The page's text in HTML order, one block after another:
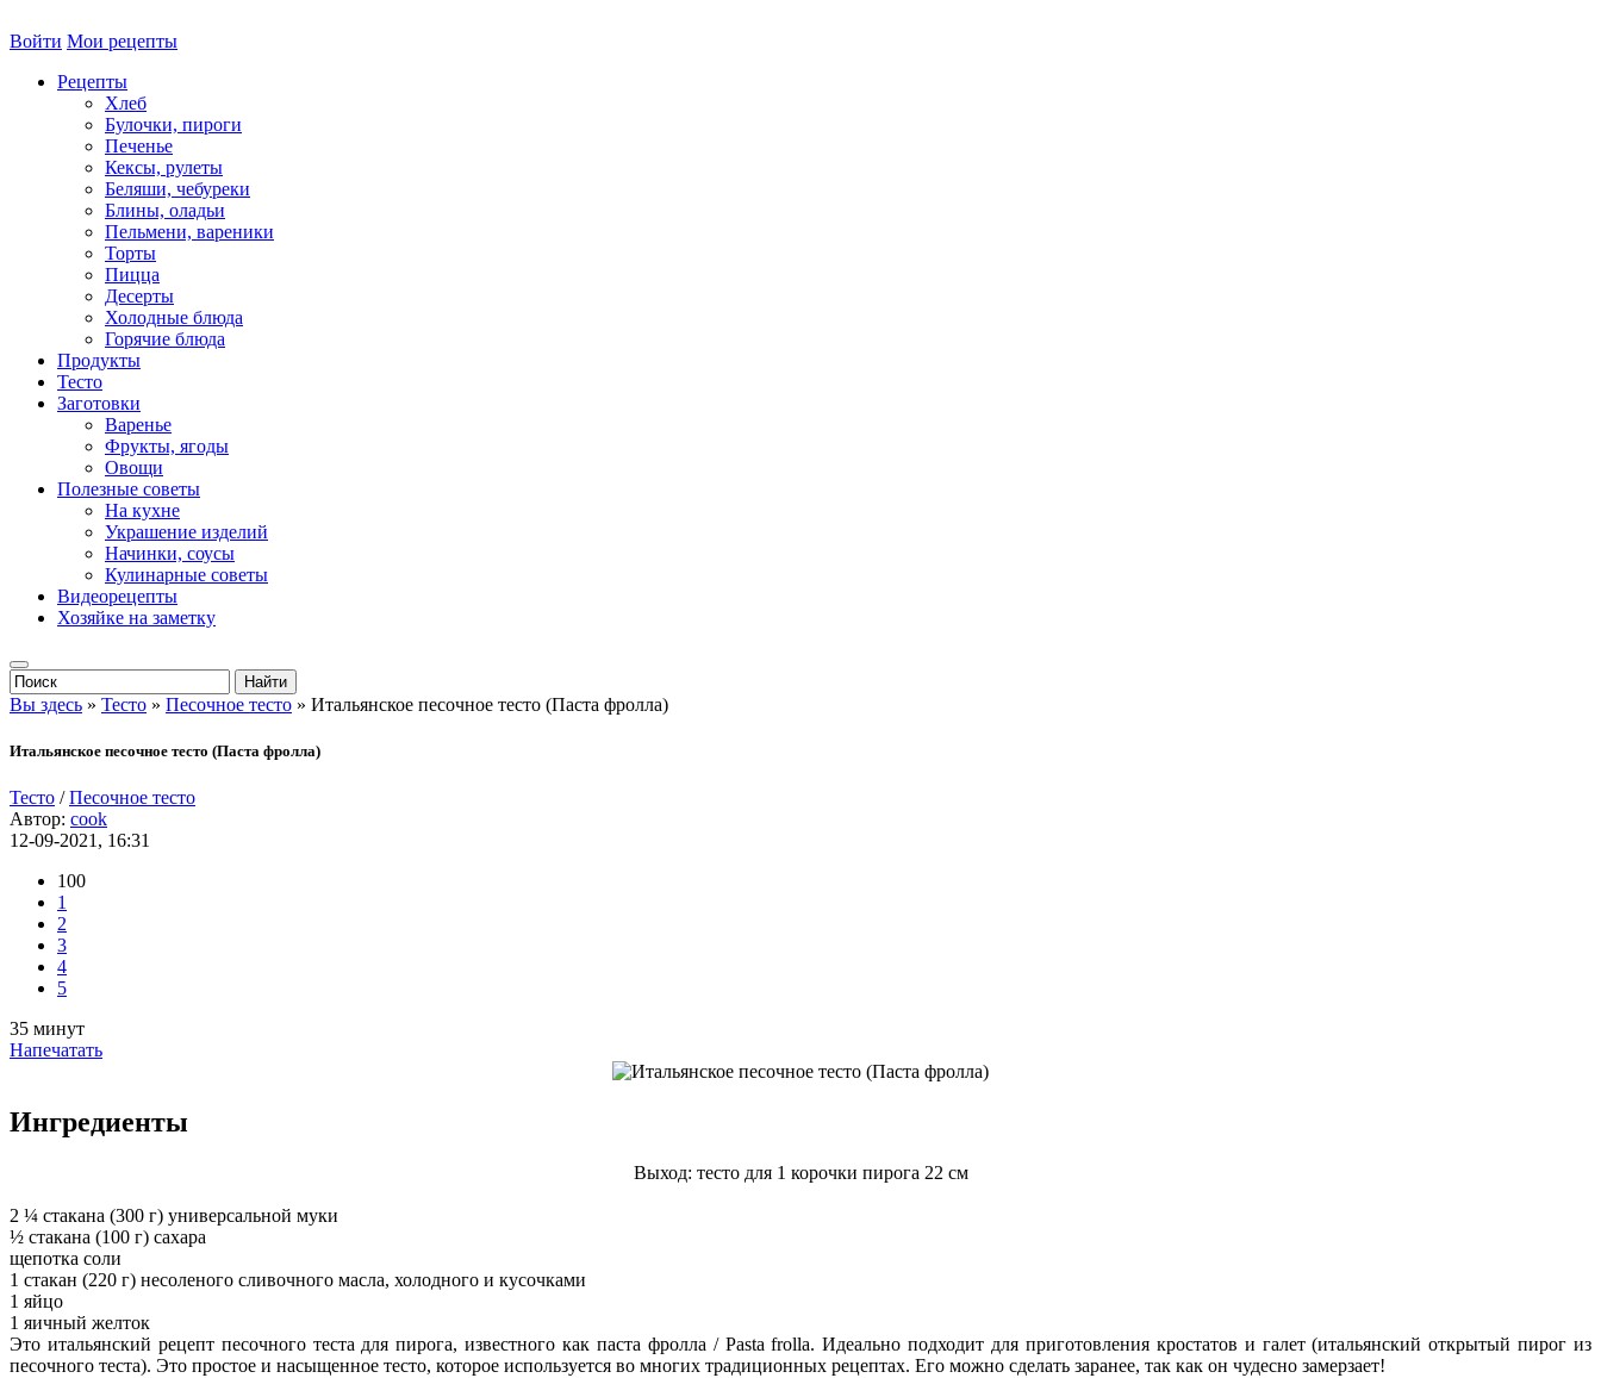
Войти Мои рецепты
Рецепты
Хлеб
Булочки, пироги
Печенье
Кексы, рулеты
Беляши, чебуреки
Блины, оладьи
Пельмени, вареники
Торты
Пицца
Десерты
Холодные блюда
Горячие блюда
Продукты
Тесто
Заготовки
Варенье
Фрукты, ягоды
Овощи
Полезные советы
На кухне
Украшение изделий
Начинки, соусы
Кулинарные советы
Видеорецепты
Хозяйке на заметку
Вы здесь » Тесто » Песочное тесто » Итальянское песочное тесто (Паста фролла)
Итальянское песочное тесто (Паста фролла)
Тесто /Песочное тесто
Автор: cook
12-09-2021, 16:31
100
1
2
3
4
5
35 минут
Напечатать
Ингредиенты
Выход: тесто для 1 корочки пирога 22 см
2 ¼ стакана (300 г) универсальной муки
½ стакана (100 г) сахара
щепотка соли
1 стакан (220 г) несоленого сливочного масла, холодного и кусочками
1 яйцо
1 яичный желток
Это итальянский рецепт песочного теста для пирога, известного как паста фролла / Pasta frolla. Идеально подходит для приготовления кростатов и галет (итальянский открытый пирог из
песочного теста). Это простое и насыщенное тесто, которое используется во многих традиционных рецептах. Его можно сделать заранее, так как он чудесно замерзает!